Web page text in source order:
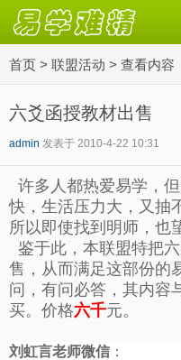
首页 > 联盟活动 > 查看内容
六爻函授教材出售
admin 发表于 2010-4-22 10:31
许多人都热爱易学，
快，生活压力大，又抽
所以即使找到明师，也
鉴于此，本联盟特把六
售，从而满足这部份的
问，有问必答，其内容
买。 价格六千元。
刘虹言老师微信 ：